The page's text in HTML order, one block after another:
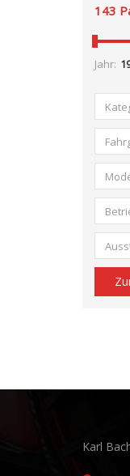
143
Jahr:
Karl